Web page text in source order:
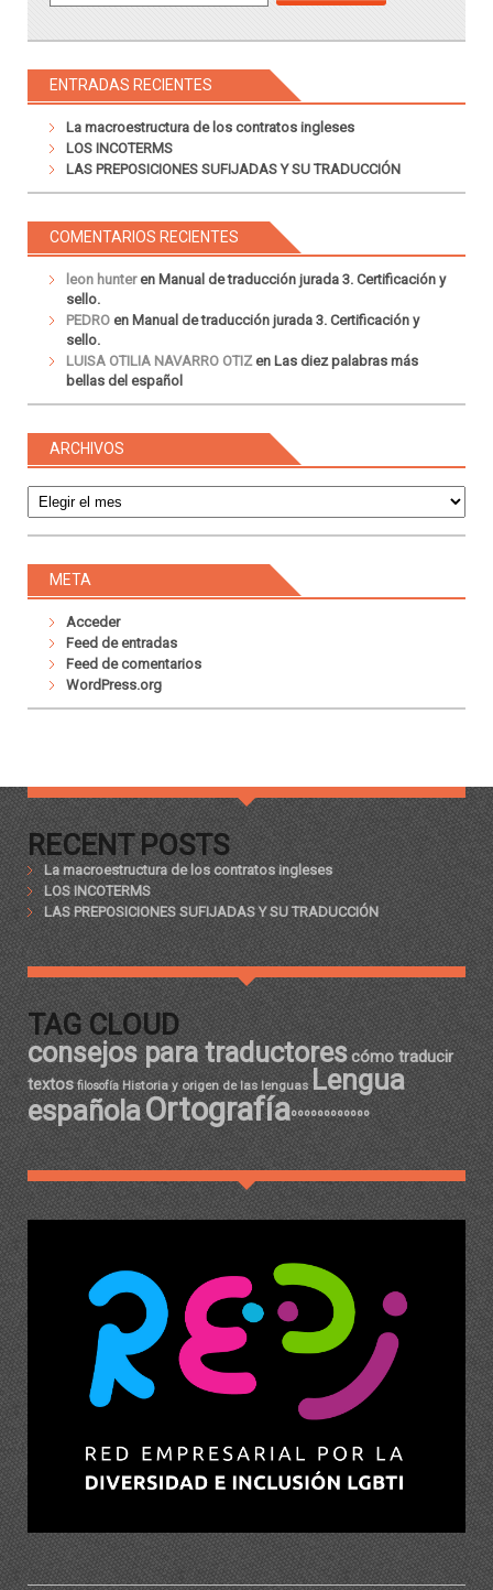
ENTRADAS RECIENTES
La macroestructura de los contratos ingleses
LOS INCOTERMS
LAS PREPOSICIONES SUFIJADAS Y SU TRADUCCIÓN
COMENTARIOS RECIENTES
leon hunteren Manual de traducción jurada 3. Certificación y
sello.
PEDRO en Manual de traducción jurada 3. Certificación y
sello.
LUISA OTILIA NAVARRO OTIZ en Las diez palabras más
bellas del español
ARCHIVOS
META
Acceder
Feed de entradas
Feed de comentarios
WordPress.org
RECENT POSTS
La macroestructura de los contratos ingleses
LOS INCOTERMS
LAS PREPOSICIONES SUFIJADAS Y SU TRADUCCIÓN
TAG CLOUD
consejos para traductorescómo traducir
textos filosofía Historia y origen de las lenguas Lengua
españolaOrtografíaºººººººººººº